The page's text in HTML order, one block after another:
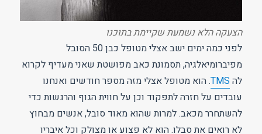
הצעקה הלא נשמעת שקיימת בתוכנו
לפני כמה ימים ישב אצלי מטופל כבן 50 הסובל
מפיברומיאלגיה, תסמונת כאב מפושטת שאני מעדיף לקרוא
לה TMS. הוא מטופל אצלי מזה מספר חודשים ואנחנו
עובדים על חזרה לתפקוד וכן על חווית הגוף והרגשות כדי
להשתחרר מכאב. למרות שהוא מאוד סובל, אנשים מבחוץ
לא רואים את סבלו. הוא לא פצוע או מצולק וכל איבריו